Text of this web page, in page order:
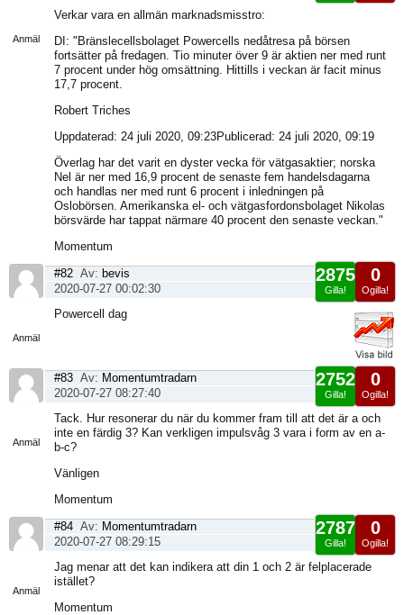
Anmäl
Verkar vara en allmän marknadsmisstro:
DI: "Bränslecellsbolaget Powercells nedåtresa på börsen
fortsätter på fredagen. Tio minuter över 9 är aktien ner med runt
7 procent under hög omsättning. Hittills i veckan är facit minus
17,7 procent.
Robert Triches
Uppdaterad: 24 juli 2020, 09:23Publicerad: 24 juli 2020, 09:19
Överlag har det varit en dyster vecka för vätgasaktier; norska
Nel är ner med 16,9 procent de senaste fem handelsdagarna
och handlas ner med runt 6 procent i inledningen på
Oslobörsen. Amerikanska el- och vätgasfordonsbolaget Nikolas
börsvärde har tappat närmare 40 procent den senaste veckan."
Momentum
Anmäl
0
Ogilla!
2875
Gilla!
#82 Av: bevis
2020-07-27 00:02:30
Powercell dag
Anmäl
0
Ogilla!
2752
Gilla!
#83 Av: Momentumtradarn
2020-07-27 08:27:40
Tack. Hur resonerar du när du kommer fram till att det är a och
inte en färdig 3? Kan verkligen impulsvåg 3 vara i form av en a-
b-c?
Vänligen
Momentum
Anmäl
0
Ogilla!
2787
Gilla!
#84 Av: Momentumtradarn
2020-07-27 08:29:15
Jag menar att det kan indikera att din 1 och 2 är felplacerade
istället?
Momentum